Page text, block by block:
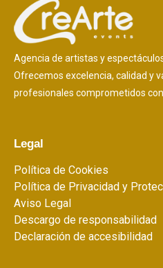
Agencia de artistas y
Ofrecemos excelencia, calidad y
profesionales comprometidos
Legal
Política de Cookies
Política de Privacidad y
Aviso Legal
Descargo de responsabilidad
Declaración de accesibilidad